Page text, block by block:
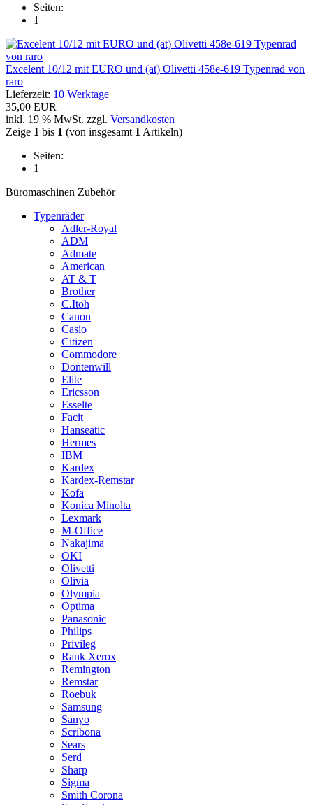
Seiten:
1
Excelent 10/12 mit EURO und (at) Olivetti 458e-619 Typenrad von
raro
Lieferzeit: 10 Werktage
35,00 EUR
inkl. 19 % MwSt. zzgl. Versandkosten
Zeige 1 bis 1 (von insgesamt 1 Artikeln)
Seiten:
1
Büromaschinen Zubehör
Typenräder
Adler-Royal
ADM
Admate
American
AT & T
Brother
C.Itoh
Canon
Casio
Citizen
Commodore
Dontenwill
Elite
Ericsson
Esselte
Facit
Hanseatic
Hermes
IBM
Kardex
Kardex-Remstar
Kofa
Konica Minolta
Lexmark
M-Office
Nakajima
OKI
Olivetti
Olivia
Olympia
Optima
Panasonic
Philips
Privileg
Rank Xerox
Remington
Remstar
Roebuk
Samsung
Sanyo
Scribona
Sears
Serd
Sharp
Sigma
Smith Corona